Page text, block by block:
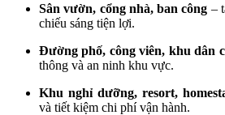
Sân vườn, cổng nhà, ban công –
chiếu sáng tiện lợi.
Đường phố, công viên, khu dân
thông và an ninh khu vực.
Khu nghỉ dưỡng, resort,
và tiết kiệm chi phí vận hành.